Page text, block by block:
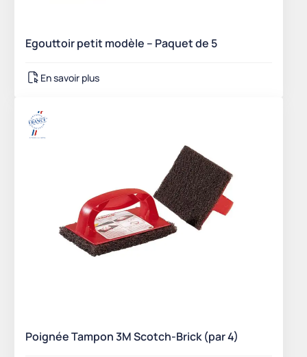
Egouttoir petit modèle – Paquet de 5
En savoir plus
Poignée Tampon 3M Scotch-Brick (par 4)